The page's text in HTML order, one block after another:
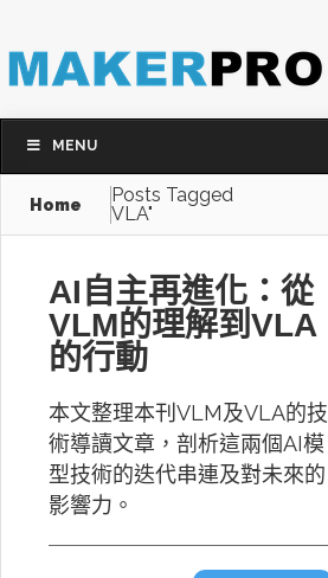
MENU
Home
Posts Tagged
VLA"
AI自主再進化：從
VLM的理解到VLA
的行動
本文整理本刊VLM及VLA的技
術導讀文章，剖析這兩個AI模
型技術的迭代串連及對未來的
影響力。